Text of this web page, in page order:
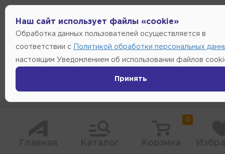
0
Наш сайт использует файлы «cookie»
Обработка данных пользователей осуществляется в
соответствии с Политикой обработки персональных
настоящим Уведомлением об использовании файлов
Принять